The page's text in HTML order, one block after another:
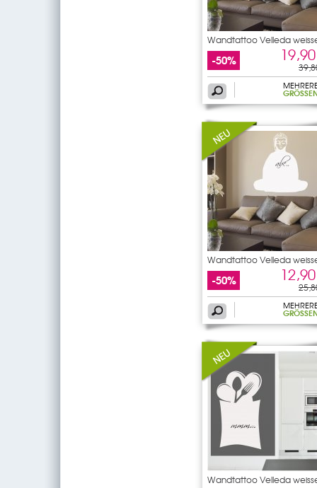
Wandtattoo Velleda
-50%
GRÖSSEN
Wandtattoo Velleda
-50%
GRÖSSEN
Wandtattoo Velleda